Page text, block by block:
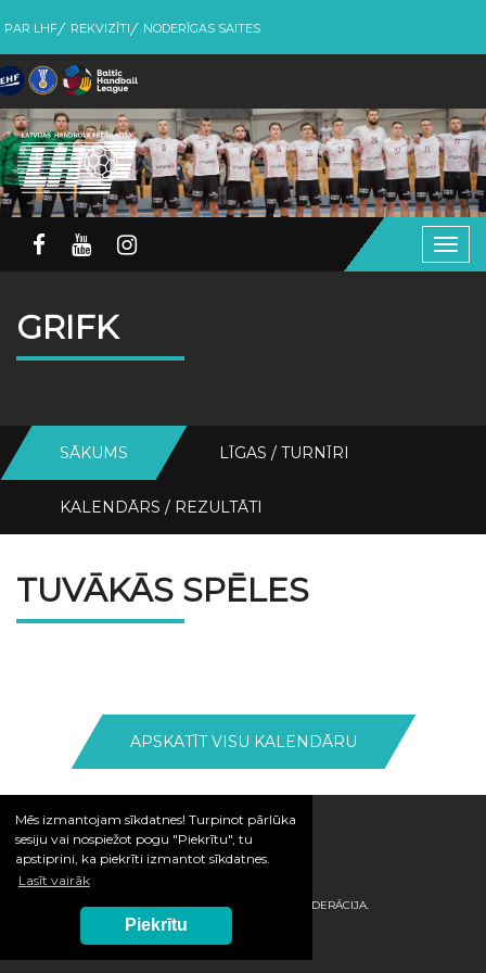
Mēs izmantojam sīkdatnes! Turpinot pārlūka
sesiju vai nospiežot pogu "Piekrītu", tu
apstiprini, ka piekrīti izmantot sīkdatnes.
Lasīt vairāk
Piekrītu
PAR LHF REKVIZĪTI NODERĪGAS SAITES
GRIFK
SĀKUMS LĪGAS / TURNĪRI
KALENDĀRS / REZULTĀTI
TUVĀKĀS SPĒLES
APSKATĪT VISU KALENDĀRU
© 2026 / LATVIJAS HANDBOLA FEDERĀCIJA.